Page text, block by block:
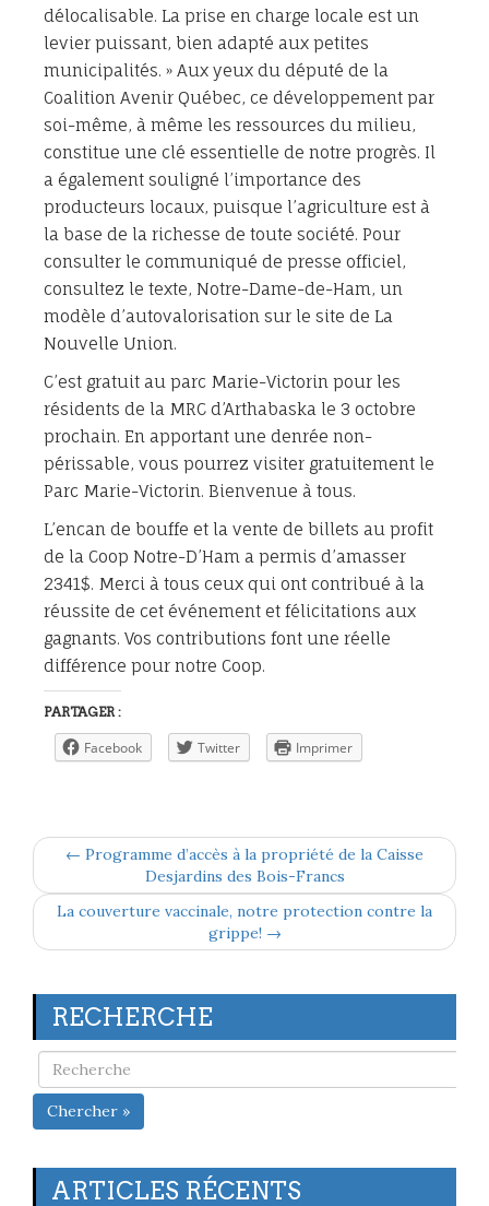
délocalisable. La prise en charge locale est un
levier puissant, bien adapté aux petites
municipalités. » Aux yeux du député de la
Coalition Avenir Québec, ce développement par
soi-même, à même les ressources du milieu,
constitue une clé essentielle de notre progrès. Il
a également souligné l’importance des
producteurs locaux, puisque l’agriculture est à
la base de la richesse de toute société. Pour
consulter le communiqué de presse officiel,
consultez le texte, Notre-Dame-de-Ham, un
modèle d’autovalorisation sur le site de La
Nouvelle Union.
C’est gratuit au parc Marie-Victorin pour les
résidents de la MRC d’Arthabaska le 3 octobre
prochain. En apportant une denrée non-
périssable, vous pourrez visiter gratuitement le
Parc Marie-Victorin. Bienvenue à tous.
L’encan de bouffe et la vente de billets au profit
de la Coop Notre-D’Ham a permis d’amasser
2341$. Merci à tous ceux qui ont contribué à la
réussite de cet événement et félicitations aux
gagnants. Vos contributions font une réelle
différence pour notre Coop.
PARTAGER :
Facebook Twitter Imprimer
← Programme d’accès à la propriété de la Caisse
Desjardins des Bois-Francs
La couverture vaccinale, notre protection contre la
grippe! →
RECHERCHE
Chercher »
ARTICLES RÉCENTS